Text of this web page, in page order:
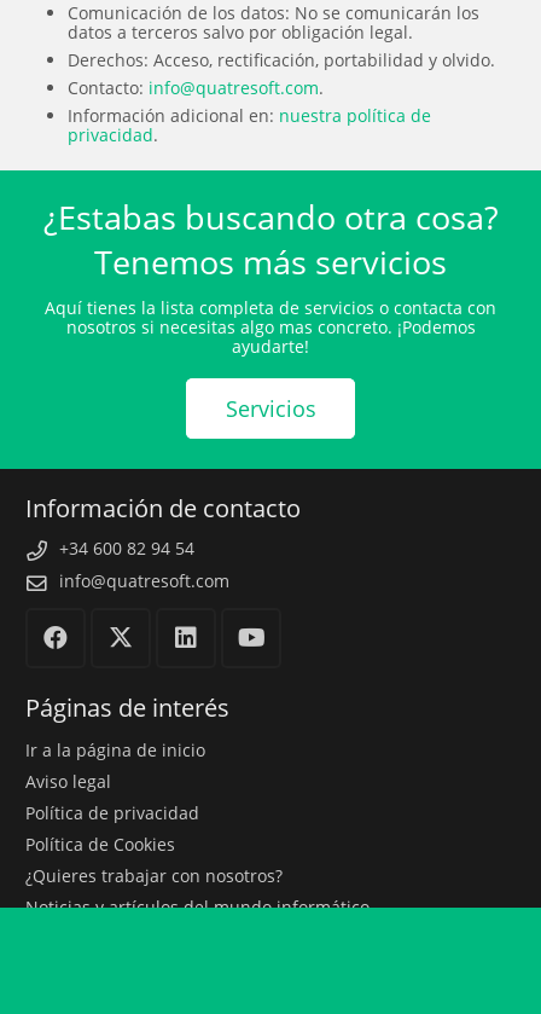
Comunicación de los datos: No se comunicarán los
datos a terceros salvo por obligación legal.
Derechos: Acceso, rectificación, portabilidad y olvido.
Contacto: info@quatresoft.com.
Información adicional en: nuestra política de
privacidad.
¿Estabas buscando otra cosa?
Tenemos más servicios
Aquí tienes la lista completa de servicios o contacta con
nosotros si necesitas algo mas concreto. ¡Podemos
ayudarte!
Servicios
Información de contacto
+34 600 82 94 54
info@quatresoft.com
Páginas de interés
Ir a la página de inicio
Aviso legal
Política de privacidad
Política de Cookies
¿Quieres trabajar con nosotros?
Noticias y artículos del mundo informático